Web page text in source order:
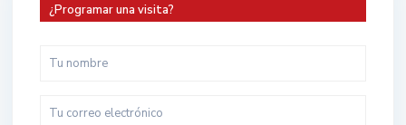
¿Programar una visita?